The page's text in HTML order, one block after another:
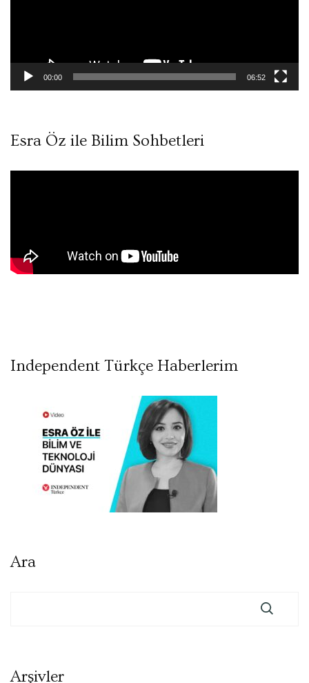
00:00 06:52
Esra Öz ile Bilim Sohbetleri
Independent Türkçe Haberlerim
Ara
ArşivlerArşivler